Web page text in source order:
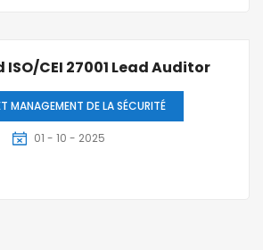
ISO/CEI 27001 Lead Auditor
MANAGEMENT DE LA SÉCURITÉ
01 - 10 - 2025